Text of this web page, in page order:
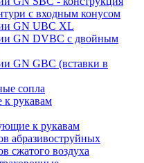
c входным конусом
GN UBC XL
GN DVBC с двойным
GN GBC (вставки в
сопла
рукавам
к рукавам
абразивоструйных
сжатого воздуха